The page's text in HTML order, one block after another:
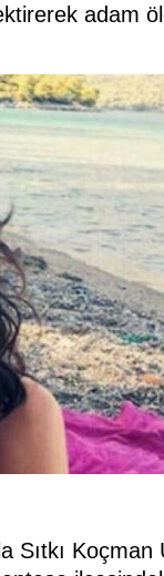
adam
Sıtkı